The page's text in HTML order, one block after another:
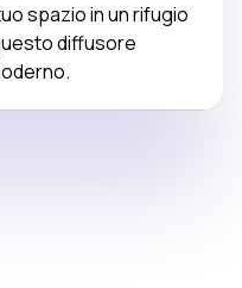
spazio in un rifugio
diffusore